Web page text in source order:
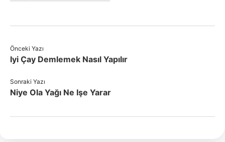
Önceki Yazı
Iyi Çay Demlemek Nasıl Yapılır
Sonraki Yazı
Niye Ola Yağı Ne Işe Yarar